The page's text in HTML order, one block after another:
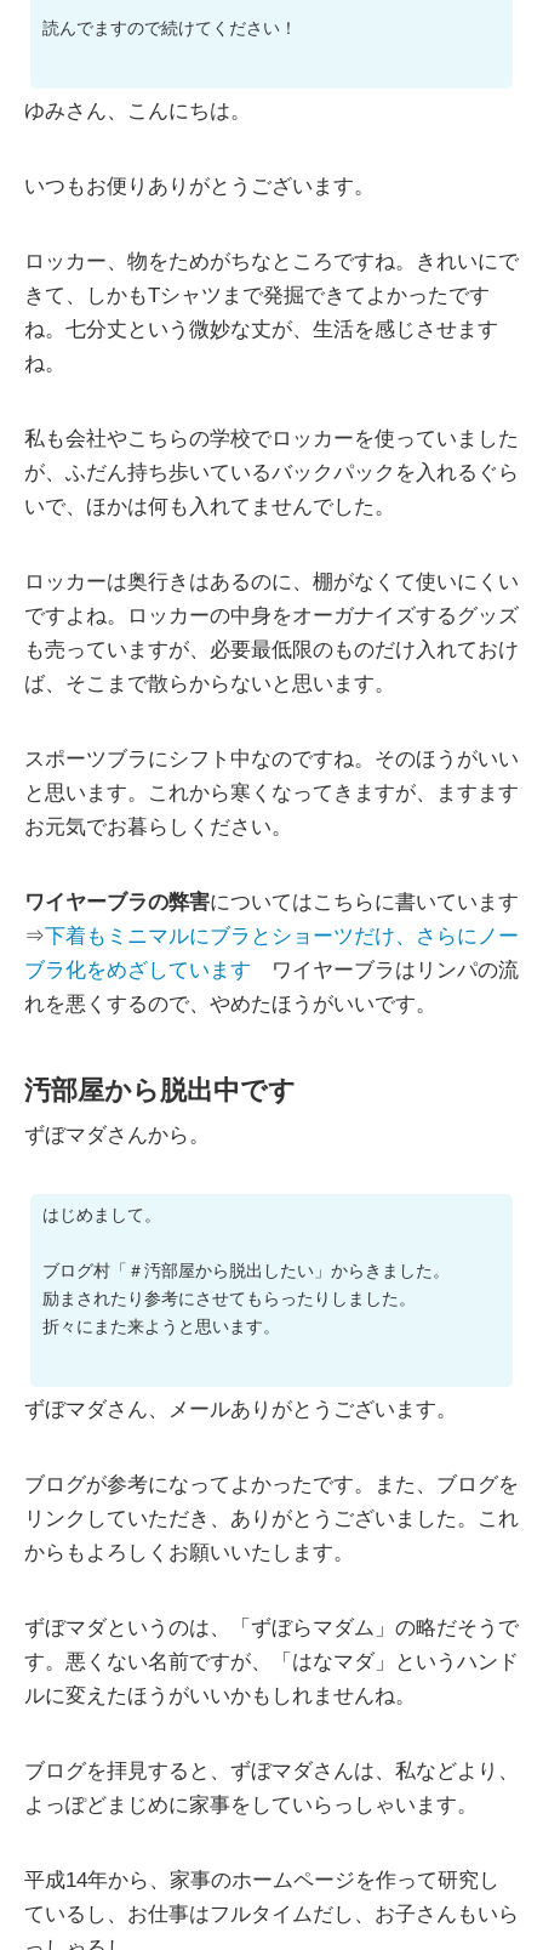
読んでますので続けてください！
ゆみさん、こんにちは。
いつもお便りありがとうございます。
ロッカー、物をためがちなところですね。きれいにで
きて、しかもTシャツまで発掘できてよかったです
ね。七分丈という微妙な丈が、生活を感じさせます
ね。
私も会社やこちらの学校でロッカーを使っていました
が、ふだん持ち歩いているバックパックを入れるぐら
いで、ほかは何も入れてませんでした。
ロッカーは奥行きはあるのに、棚がなくて使いにくい
ですよね。ロッカーの中身をオーガナイズするグッズ
も売っていますが、必要最低限のものだけ入れておけ
ば、そこまで散らからないと思います。
スポーツブラにシフト中なのですね。そのほうがいい
と思います。これから寒くなってきますが、ますます
お元気でお暮らしください。
ワイヤーブラの弊害についてはこちらに書いています
⇒下着もミニマルにブラとショーツだけ、さらにノー
ブラ化をめざしています ワイヤーブラはリンパの流
れを悪くするので、やめたほうがいいです。
汚部屋から脱出中です
ずぼマダさんから。
はじめまして。
ブログ村「＃汚部屋から脱出したい」からきました。
励まされたり参考にさせてもらったりしました。
折々にまた来ようと思います。
ずぼマダさん、メールありがとうございます。
ブログが参考になってよかったです。また、ブログを
リンクしていただき、ありがとうございました。これ
からもよろしくお願いいたします。
ずぼマダというのは、「ずぼらマダム」の略だそうで
す。悪くない名前ですが、「はなマダ」というハンド
ルに変えたほうがいいかもしれませんね。
ブログを拝見すると、ずぼマダさんは、私などより、
よっぽどまじめに家事をしていらっしゃいます。
平成14年から、家事のホームページを作って研究し
ているし、お仕事はフルタイムだし、お子さんもいら